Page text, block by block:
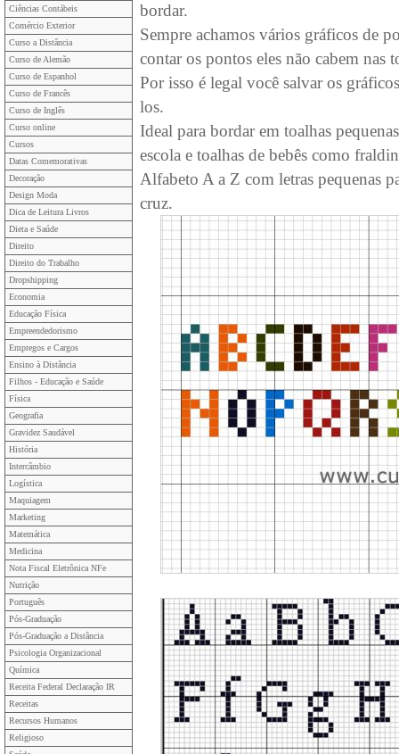
Ciências Contábeis
Comércio Exterior
Curso a Distância
Curso de Alemão
Curso de Espanhol
Curso de Francês
Curso de Inglês
Curso online
Cursos
Datas Comemorativas
Decoração
Design Moda
Dica de Leitura Livros
Dieta e Saúde
Direito
Direito do Trabalho
Dropshipping
Economia
Educação Física
Empreendedorismo
Empregos e Cargos
Ensino à Distância
Filhos - Educação e Saúde
Física
Geografia
Gravidez Saudável
História
Intercâmbio
Logística
Maquiagem
Marketing
Matemática
Medicina
Nota Fiscal Eletrônica NFe
Nutrição
Português
Pós-Graduação
Pós-Graduação a Distância
Psicologia Organizacional
Química
Receita Federal Declaração IR
Receitas
Recursos Humanos
Religioso
bordar.
Sempre achamos vários gráficos de
contar os pontos eles não cabem nas
Por isso é legal você salvar os
los.
Ideal para bordar em toalhas
escola e toalhas de bebês como
Alfabeto A a Z com letras pequenas
cruz.